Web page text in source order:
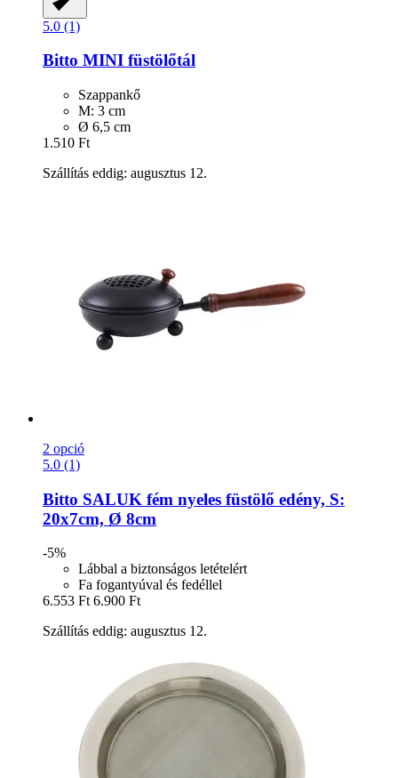
5.0 (1)
Bitto MINI füstölőtál
Szappankő
M: 3 cm
Ø 6,5 cm
1.510 Ft
Szállítás eddig: augusztus 12.
2 opció
5.0 (1)
Bitto SALUK fém nyeles füstölő edény, S:
20x7cm, Ø 8cm
-5%
Lábbal a biztonságos letételért
Fa fogantyúval és fedéllel
6.553 Ft 6.900 Ft
Szállítás eddig: augusztus 12.